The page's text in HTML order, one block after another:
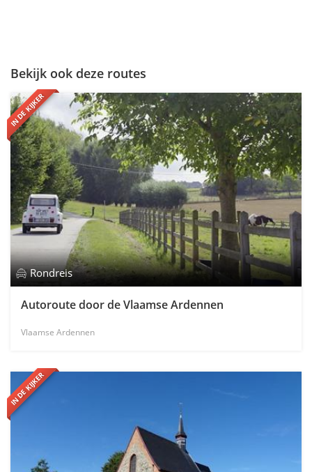
Bekijk ook deze routes
IN DE KIJKER
Rondreis
Autoroute door de Vlaamse Ardennen
Vlaamse Ardennen
IN DE KIJKER